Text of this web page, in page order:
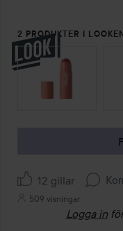
2 PRODUKTER I
HOPPA ÖVER
12 gillar
509 visningar
Logga in